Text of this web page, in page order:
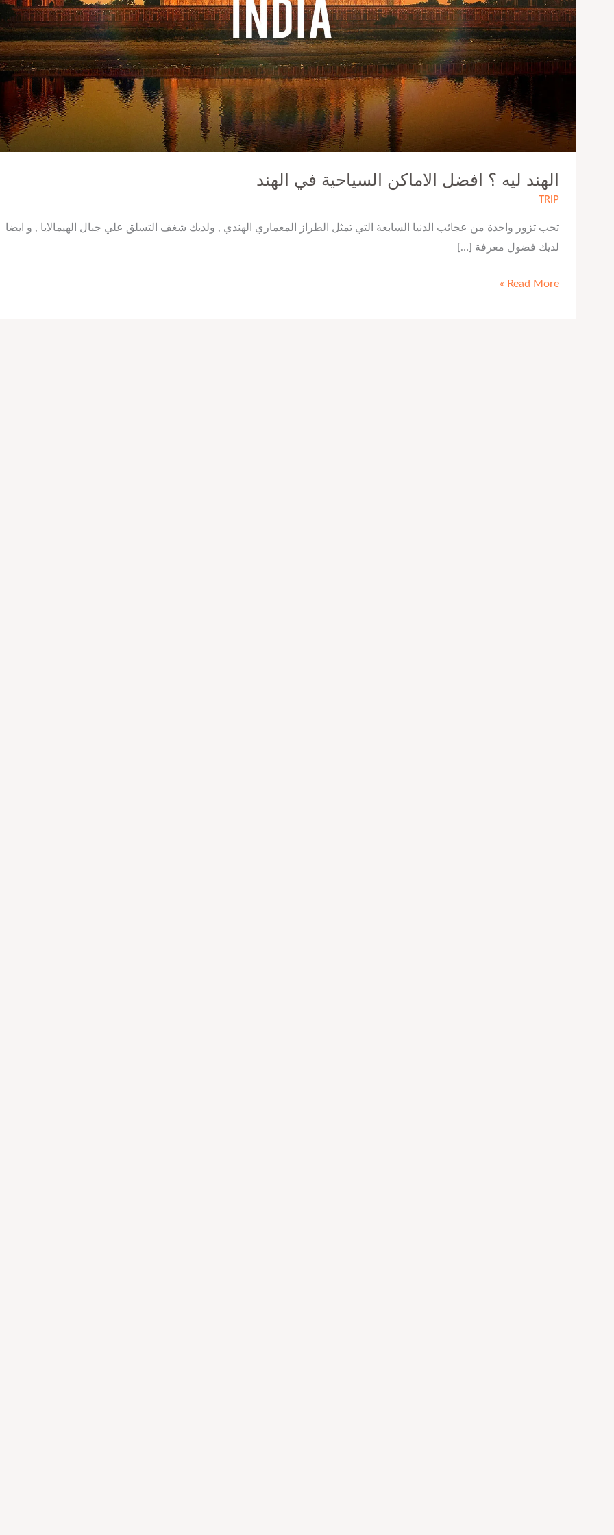
الهند ليه ؟ افضل الاماكن السياحية في الهند
TRIP
تحب تزور واحدة من عجائب الدنيا السابعة التي تمثل الطراز المعماري الهندي , ولديك شغف التسلق علي جبال الهيمالايا , و ايضا
لديك فضول معرفة […]
في
الهند
Read More »